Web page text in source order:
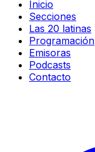
Inicio
Secciones
Las 20 latinas
Programación
Emisoras
Podcasts
Contacto